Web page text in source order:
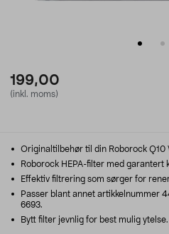
199,00
(inkl. moms)
Originaltilbehør til din Roborock Q10
Roborock HEPA-filter med garantert
Effektiv filtrering som sørger for
Passer blant annet artikkelnummer
6693.
Bytt filter jevnlig for best mulig ytelse.